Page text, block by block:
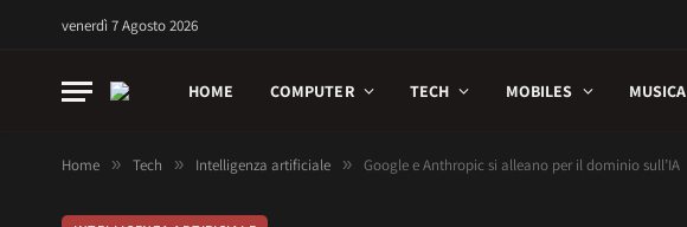
venerdì 7 Agosto 2026
HOME COMPUTER TECH MOBILES MUSICA
Home » Tech » Intelligenza artificiale » Google e Anthropic si alleano per il dominio sull’IA